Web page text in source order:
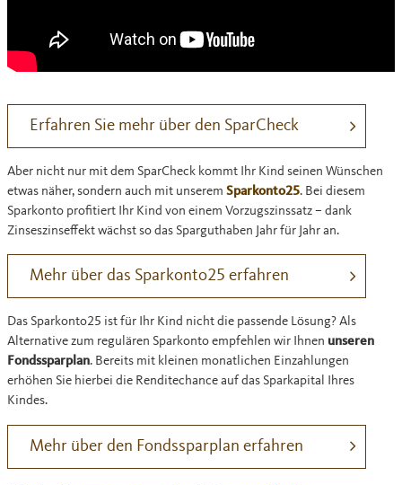
Erfahren Sie mehr über den SparCheck
Aber nicht nur mit dem SparCheck kommt Ihr Kind seinen Wünschen
etwas näher, sondern auch mit unserem Sparkonto25. Bei diesem
Sparkonto profitiert Ihr Kind von einem Vorzugszinssatz – dank
Zinseszinseffekt wächst so das Sparguthaben Jahr für Jahr an.
Mehr über das Sparkonto25 erfahren
Das Sparkonto25 ist für Ihr Kind nicht die passende Lösung? Als
Alternative zum regulären Sparkonto empfehlen wir Ihnen unseren
Fondssparplan. Bereits mit kleinen monatlichen Einzahlungen
erhöhen Sie hierbei die Renditechance auf das Sparkapital Ihres
Kindes.
Mehr über den Fondssparplan erfahren